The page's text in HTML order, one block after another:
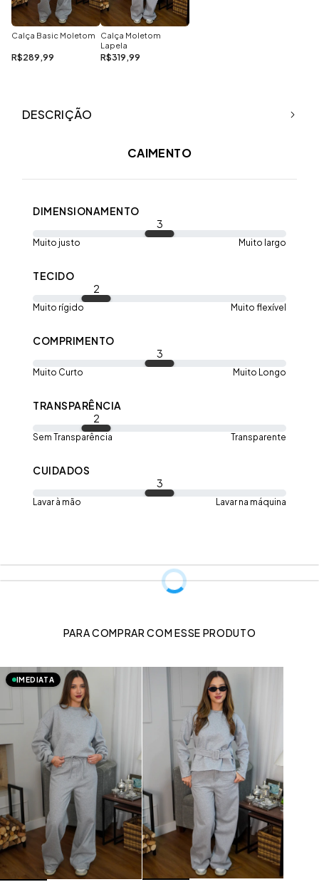
Calça Basic Moletom
R$289,99
Calça Moletom
Lapela
R$319,99
DESCRIÇÃO
CAIMENTO
DIMENSIONAMENTO
3
Muito justo Muito largo
TECIDO
2
Muito rígido Muito flexível
COMPRIMENTO
3
Muito Curto Muito Longo
TRANSPARÊNCIA
2
Sem Transparência Transparente
CUIDADOS
3
Lavar à mão Lavar na máquina
PARA COMPRAR COM ESSE PRODUTO
IMEDIATA